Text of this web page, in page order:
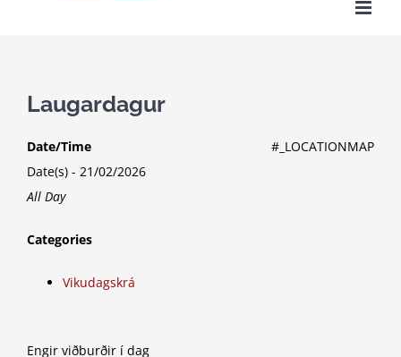
Laugardagur
#_LOCATIONMAP
Date/Time
Date(s) - 21/02/2026
All Day
Categories
Vikudagskrá
Engir viðburðir í dag